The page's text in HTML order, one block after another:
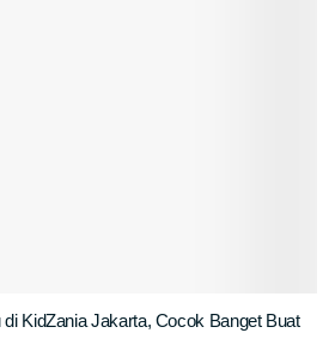
KidZania Jakarta, Cocok Banget Buat